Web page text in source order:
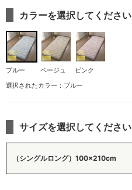
カラーを選択してください
ブルー ベージュ
ピンク
選択されたカラー：ブルー
サイズを選択してください
（シングルロング）100×210cm